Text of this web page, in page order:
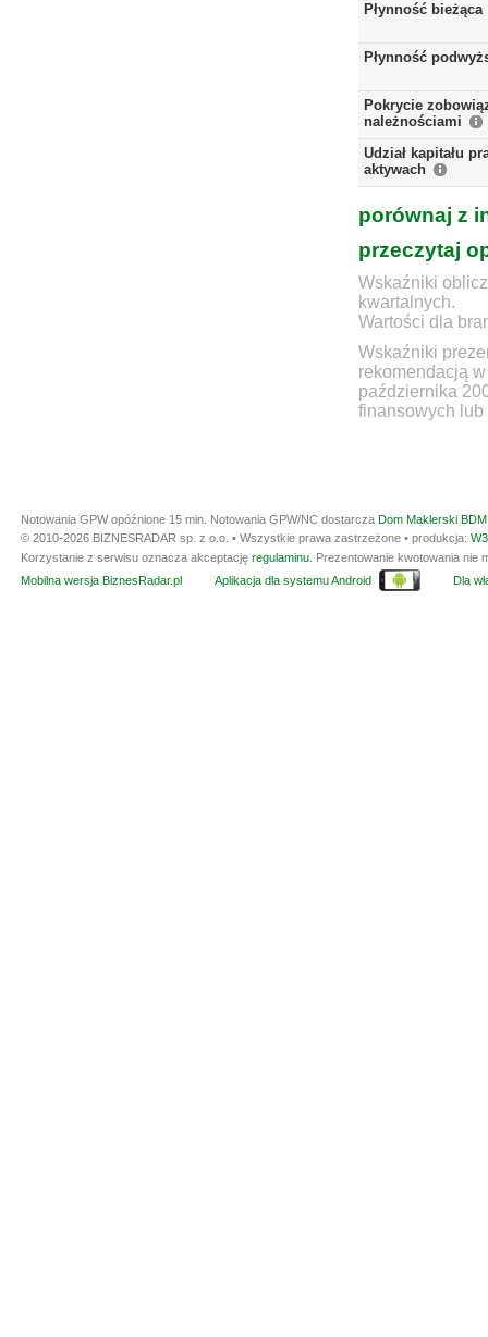
Płynność bieżąca
Płynność
Pokrycie
należnościami
Udział kapitału
aktywach
porównaj z
przeczytaj
Wskaźniki
kwartalnych.
Wartości dla
Wskaźniki
rekomendacją
października
finansowych lub
Notowania GPW opóźnione 15 min. Notowania GPW/NC dostarcza Dom Maklerski
© 2010-2026 BIZNESRADAR sp. z o.o. • Wszystkie prawa zastrzeżone • produkcja:
Korzystanie z serwisu oznacza akceptację regulaminu . Prezentowanie kwotowania
Mobilna wersja BiznesRadar.pl
Aplikacja dla systemu Android Dla